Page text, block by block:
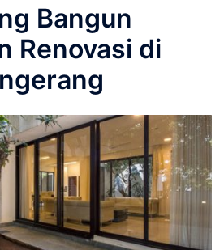
Bangun
Renovasi di